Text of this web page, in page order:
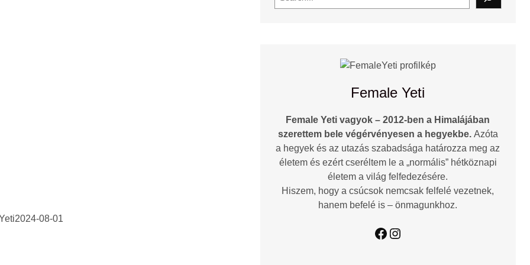
2024-08-01
e
Female Yeti
Female Yeti vagyok – 2012-ben a Himalájában
szerettem bele végérvényesen a hegyekbe.Azóta
a hegyek és az utazás szabadsága határozza meg az
életem és ezért cseréltem le a „normális” hétköznapi
életem a világ felfedezésére.
Hiszem, hogy a csúcsok nemcsak felfelé vezetnek,
hanem befelé is – önmagunkhoz.
Facebook Instagram